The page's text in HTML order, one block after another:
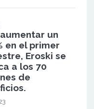
un
en el primer
Eroski se
a los 70
de